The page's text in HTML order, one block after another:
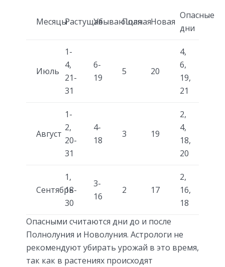
МесяцыРастущаяУбывающая
ПолнаяНовая
Опасные
дни
Июль
1-
4,
21-
31
6-
19
5 20
4,
6,
19,
21
Август
1-
2,
20-
31
4-
18
3 19
2,
4,
18,
20
Сентябрь
1,
18-
30
3-
16
2 17
2,
16,
18
Опасными считаются дни до и после
Полнолуния и Новолуния. Астрологи не
рекомендуют убирать урожай в это время,
так как в растениях происходят